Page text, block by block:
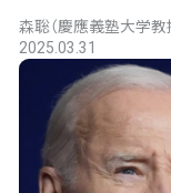
森聡（慶應義塾大学教
2025.03.31